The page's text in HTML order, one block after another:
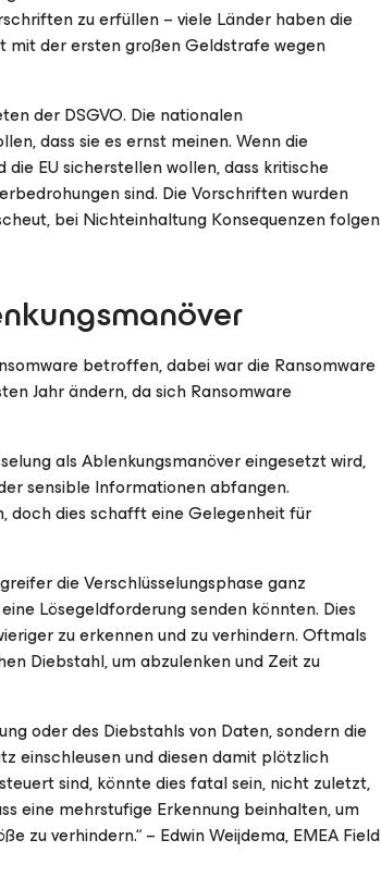
zu erfüllen – viele Länder haben die
mit der ersten großen Geldstrafe wegen
der DSGVO. Die nationalen
dass sie es ernst meinen. Wenn die
EU sicherstellen wollen, dass kritische
sind. Die Vorschriften wurden
bei Nichteinhaltung Konsequenzen folgen
betroffen, dabei war die Ransomware
Jahr ändern, da sich Ransomware
als Ablenkungsmanöver eingesetzt wird,
sensible Informationen abfangen.
doch dies schafft eine Gelegenheit für
die Verschlüsselungsphase ganz
Lösegeldforderung senden könnten. Dies
zu erkennen und zu verhindern. Oftmals
Diebstahl, um abzulenken und Zeit zu
oder des Diebstahls von Daten, sondern die
einschleusen und diesen damit plötzlich
sind, könnte dies fatal sein, nicht zuletzt,
eine mehrstufige Erkennung beinhalten, um
zu verhindern.“ – Edwin Weijdema, EMEA Field